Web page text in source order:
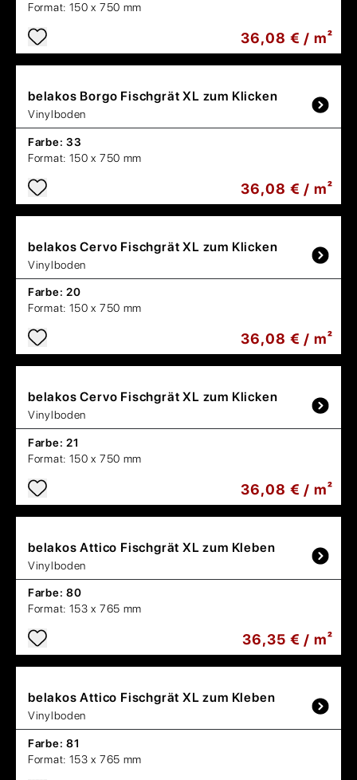
Format: 150 x 750 mm
36,08 € / m²
belakos Borgo Fischgrät XL zum Klicken
Vinylboden
Farbe: 33
Format: 150 x 750 mm
36,08 € / m²
belakosCervo Fischgrät XL zum Klicken
Vinylboden
Farbe: 20
Format: 150 x 750 mm
36,08 € / m²
belakosCervo Fischgrät XL zum Klicken
Vinylboden
Farbe: 21
Format: 150 x 750 mm
36,08 € / m²
belakosAttico Fischgrät XL zum Kleben
Vinylboden
Farbe: 80
Format: 153 x 765 mm
36,35 € / m²
belakosAttico Fischgrät XL zum Kleben
Vinylboden
Farbe: 81
Format: 153 x 765 mm